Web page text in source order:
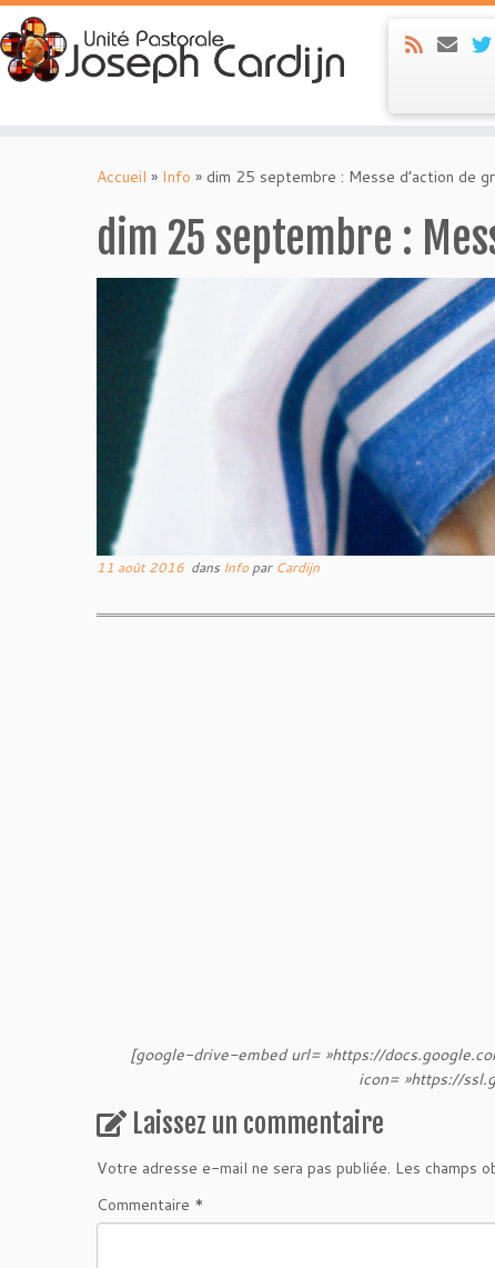
Accueil » Info » dim 25 septembre : Messe d’action de
dim 25 septembre :
11 août 2016 dans Info par Cardijn
[google-drive-embed url= »https://
icon= »https://
Laissez un commentaire
Votre adresse e-mail ne sera pas publiée. Les champs
Commentaire *